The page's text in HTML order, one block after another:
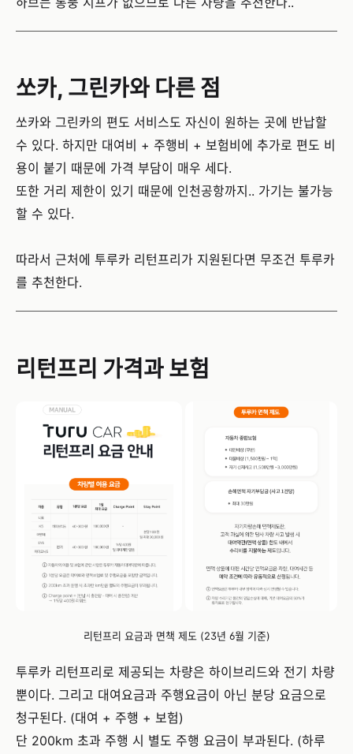
쏘카, 그린카와 다른 점
쏘카와 그린카의 편도 서비스도 자신이 원하는 곳에 반납할
수 있다. 하지만 대여비 + 주행비 + 보험비에 추가로 편도 비
용이 붙기 때문에 가격 부담이 매우 세다.
또한 거리 제한이 있기 때문에 인천공항까지.. 가기는 불가능
할 수 있다.
따라서 근처에 투루카 리턴프리가 지원된다면 무조건 투루카
를 추천한다.
리턴프리 가격과 보험
리턴프리 요금과 면책 제도 (23년 6월 기준)
투루카 리턴프리로 제공되는 차량은 하이브리드와 전기 차량
뿐이다. 그리고 대여요금과 주행요금이 아닌 분당 요금으로
청구된다. (대여 + 주행 + 보험)
단 200km 초과 주행 시 별도 주행 요금이 부과된다. (하루